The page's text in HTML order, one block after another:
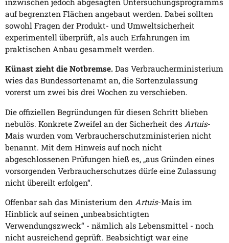
auf begrenzten Flächen angebaut werden. Dabei sollten
sowohl Fragen der Produkt- und Umweltsicherheit
experimentell überprüft, als auch Erfahrungen im
praktischen Anbau gesammelt werden.
Künast zieht die Notbremse. Das Verbraucherministerium
wies das Bundessortenamt an, die Sortenzulassung
vorerst um zwei bis drei Wochen zu verschieben.
Die offiziellen Begründungen für diesen Schritt blieben
nebulös. Konkrete Zweifel an der Sicherheit des Artuis-
Mais wurden vom Verbraucherschutzministerien nicht
benannt. Mit dem Hinweis auf noch nicht
abgeschlossenen Prüfungen hieß es, „aus Gründen eines
vorsorgenden Verbraucherschutzes dürfe eine Zulassung
nicht übereilt erfolgen“.
Offenbar sah das Ministerium den Artuis-Mais im
Hinblick auf seinen „unbeabsichtigten
Verwendungszweck“ - nämlich als Lebensmittel - noch
nicht ausreichend geprüft. Beabsichtigt war eine